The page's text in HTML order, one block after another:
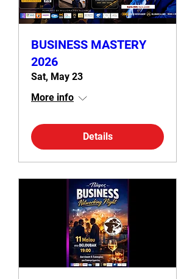
BUSINESS MASTERY
2026
Sat, May 23
More info
Details